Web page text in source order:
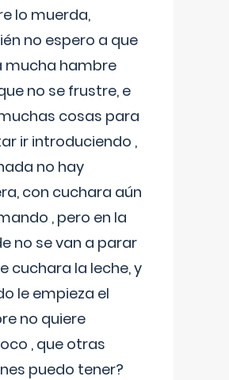
lo muerda,
no espero a que
mucha hambre
no se frustre, e
cosas para
ir introduciendo ,
no hay
con cuchara aún
, pero en la
no se van a parar
cuchara la leche, y
le empieza el
no quiere
, que otras
puedo tener?